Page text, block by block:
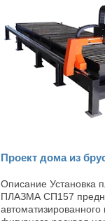
Проект дома из
Описание Установка
ПЛАЗМА СП157
автоматизированного